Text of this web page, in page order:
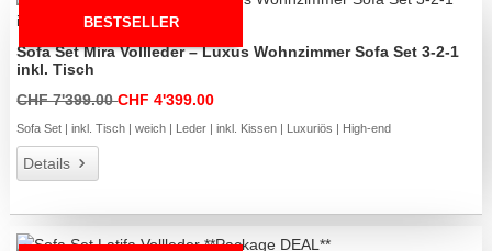
BESTSELLER
Sofa Set Mira Vollleder – Luxus Wohnzimmer Sofa Set 3-2-1
inkl. Tisch
CHF 7'399.00CHF 4'399.00
Sofa Set | inkl. Tisch | weich | Leder | inkl. Kissen | Luxuriös | High-end
Details